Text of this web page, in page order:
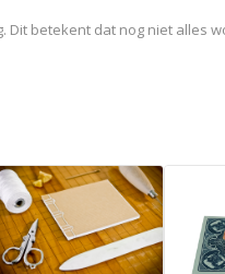
betekent dat nog niet alles